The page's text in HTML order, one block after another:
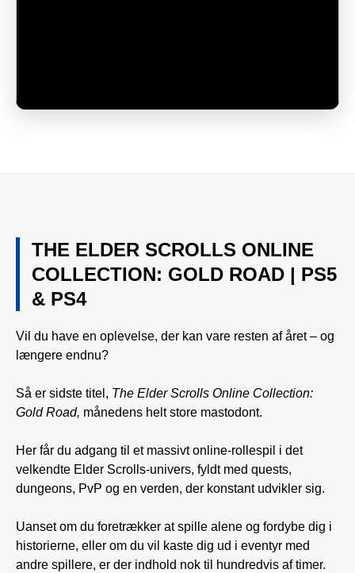
THE ELDER SCROLLS ONLINE
COLLECTION: GOLD ROAD | PS5
& PS4
Vil du have en oplevelse, der kan vare resten af året – og
længere endnu?
Så er sidste titel, The Elder Scrolls Online Collection:
Gold Road, månedens helt store mastodont.
Her får du adgang til et massivt online-rollespil i det
velkendte Elder Scrolls-univers, fyldt med quests,
dungeons, PvP og en verden, der konstant udvikler sig.
Uanset om du foretrækker at spille alene og fordybe dig i
historierne, eller om du vil kaste dig ud i eventyr med
andre spillere, er der indhold nok til hundredvis af timer.